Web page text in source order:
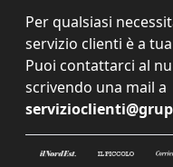
Per qualsiasi
servizio clienti è a
Puoi contattarci al
scrivendo una mail a